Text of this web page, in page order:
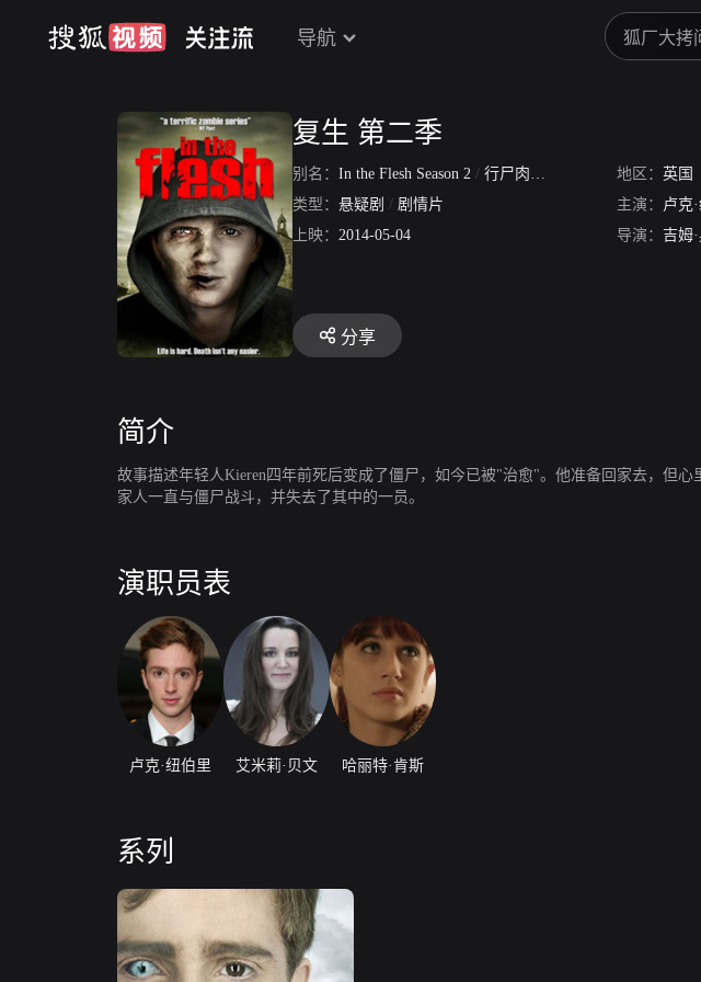
导航
复生 第二季
别名： In the Flesh Season 2 / 行尸肉心 第二季 尸而复生 第
地区： 英国
类型： 悬疑剧 / 剧情片 主演： 卢克
上映： 2014-05-04 导演： 吉姆
分享
简介
故事描述年轻人Kieren四年前死后变成了僵尸，如今已被"治愈"。他准备回家去，但
家人一直与僵尸战斗，并失去了其中的一员。
演职员表
卢克·纽伯里 艾米莉·贝文 哈丽特·肯斯
系列